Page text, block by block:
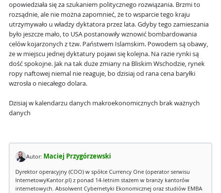
opowiedziała się za szukaniem politycznego rozwiązania. Brzmi to
rozsądnie, ale nie można zapomnieć, że to wsparcie tego kraju
utrzymywało u władzy dyktatora przez lata. Gdyby tego zamieszania
było jeszcze mało, to USA postanowiły wznowić bombardowania
celów kojarzonych z tzw. Państwem Islamskim. Powodem są obawy,
że w miejscu jednej dyktatury pojawi się kolejna. Na razie rynki są
dość spokojne. Jak na tak duże zmiany na Bliskim Wschodzie, rynek
ropy naftowej niemal nie reaguje, bo dzisiaj od rana cena baryłki
wzrosła o niecałego dolara.
Dzisiaj w kalendarzu danych makroekonomicznych brak ważnych
danych
Autor: Maciej Przygórzewski
Dyrektor operacyjny (COO) w spółce Currency One (operator serwisu
InternetowyKantor.pl) z ponad 14-letnim stażem w branży kantorów
internetowych. Absolwent Cybernetyki Ekonomicznej oraz studiów EMBA